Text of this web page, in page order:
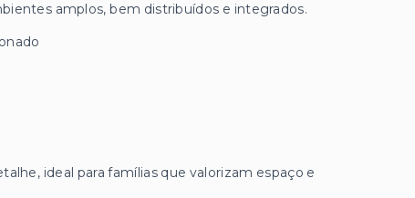
amplos, bem distribuídos e integrados.
ideal para famílias que valorizam espaço e